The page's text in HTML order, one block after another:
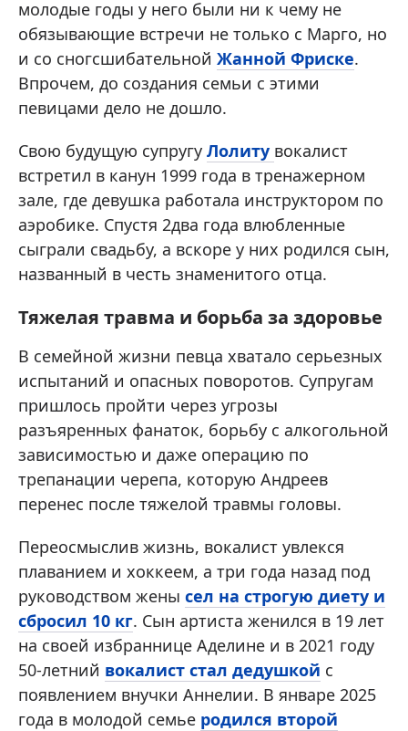
молодые годы у него были ни к чему не
обязывающие встречи не только с Марго, но
и со сногсшибательной Жанной Фриске.
Впрочем, до создания семьи с этими
певицами дело не дошло.
Свою будущую супругу Лолиту вокалист
встретил в канун 1999 года в тренажерном
зале, где девушка работала инструктором по
аэробике. Спустя 2два года влюбленные
сыграли свадьбу, а вскоре у них родился сын,
названный в честь знаменитого отца.
Тяжелая травма и борьба за здоровье
В семейной жизни певца хватало серьезных
испытаний и опасных поворотов. Супругам
пришлось пройти через угрозы
разъяренных фанаток, борьбу с алкогольной
зависимостью и даже операцию по
трепанации черепа, которую Андреев
перенес после тяжелой травмы головы.
Переосмыслив жизнь, вокалист увлекся
плаванием и хоккеем, а три года назад под
руководством жены сел на строгую диету и
сбросил 10 кг. Сын артиста женился в 19 лет
на своей избраннице Аделине и в 2021 году
50-летний вокалист стал дедушкой с
появлением внучки Аннелии. В январе 2025
года в молодой семье родился второй